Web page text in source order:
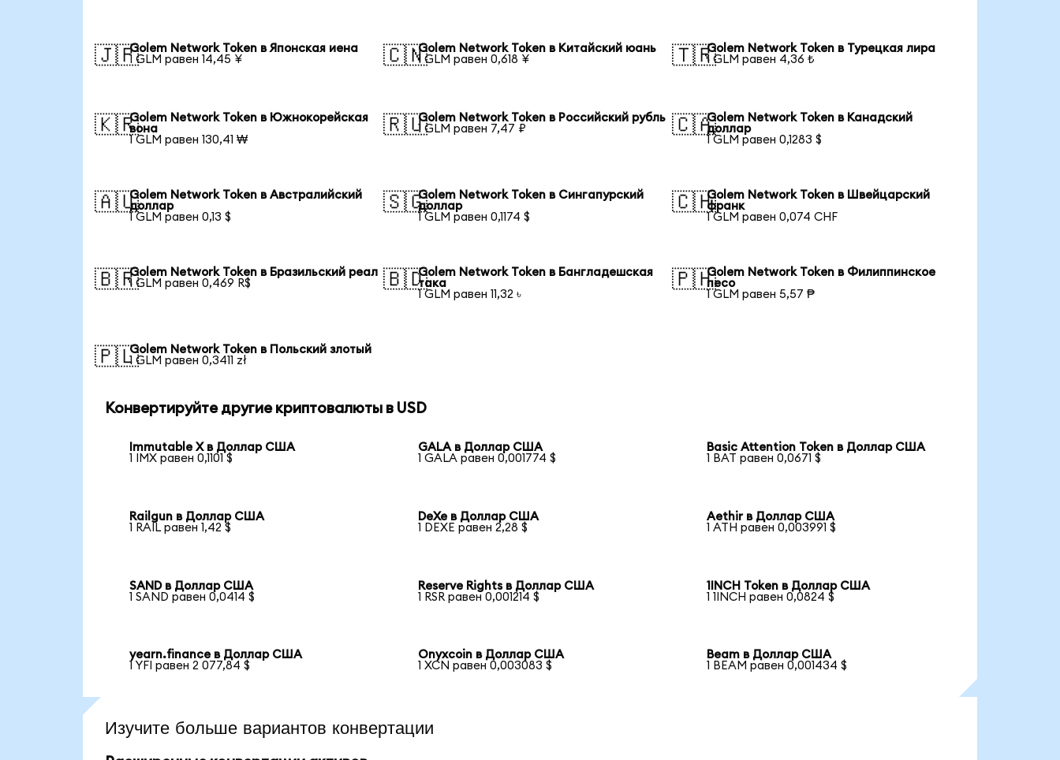
🇯🇵Golem Network Token в Японская иена
1 GLM равен 14,45 ¥
🇨🇳Golem Network Token в Китайский юань
1 GLM равен 0,618 ¥
🇹🇷Golem Network Token в Турецкая лира
1 GLM равен 4,36 ₺
🇰🇷Golem Network Token в Южнокорейская
вона
1 GLM равен 130,41 ₩
🇷🇺Golem Network Token в Российский рубль
1 GLM равен 7,47 ₽
🇨🇦Golem Network Token в Канадский
доллар
1 GLM равен 0,1283 $
🇦🇺Golem Network Token в Австралийский
доллар
1 GLM равен 0,13 $
🇸🇬Golem Network Token в Сингапурский
доллар
1 GLM равен 0,1174 $
🇨🇭Golem Network Token в Швейцарский
франк
1 GLM равен 0,074 CHF
🇧🇷Golem Network Token в Бразильский реал
1 GLM равен 0,469 R$
🇧🇩Golem Network Token в Бангладешская
така
1 GLM равен 11,32 ৳
🇵🇭Golem Network Token в Филиппинское
песо
1 GLM равен 5,57 ₱
🇵🇱Golem Network Token в Польский злотый
1 GLM равен 0,3411 zł
Конвертируйте другие криптовалюты в USD
Immutable X в Доллар США
1 IMX равен 0,1101 $
GALA в Доллар США
1 GALA равен 0,001774 $
Basic Attention Token в Доллар США
1 BAT равен 0,0671 $
Railgun в Доллар США
1 RAIL равен 1,42 $
DeXe в Доллар США
1 DEXE равен 2,28 $
Aethir в Доллар США
1 ATH равен 0,003991 $
SAND в Доллар США
1 SAND равен 0,0414 $
Reserve Rights в Доллар США
1 RSR равен 0,001214 $
1INCH Token в Доллар США
1 1INCH равен 0,0824 $
yearn.finance в Доллар США
1 YFI равен 2 077,84 $
Onyxcoin в Доллар США
1 XCN равен 0,003083 $
Beam в Доллар США
1 BEAM равен 0,001434 $
Изучите больше вариантов конвертации